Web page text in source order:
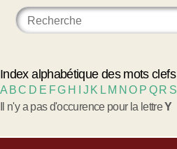
Index alphabétique des mots clefs
A BC D E FG H J K L M NO P Q R S
Il n'y a pas d'occurence pour la lettreY